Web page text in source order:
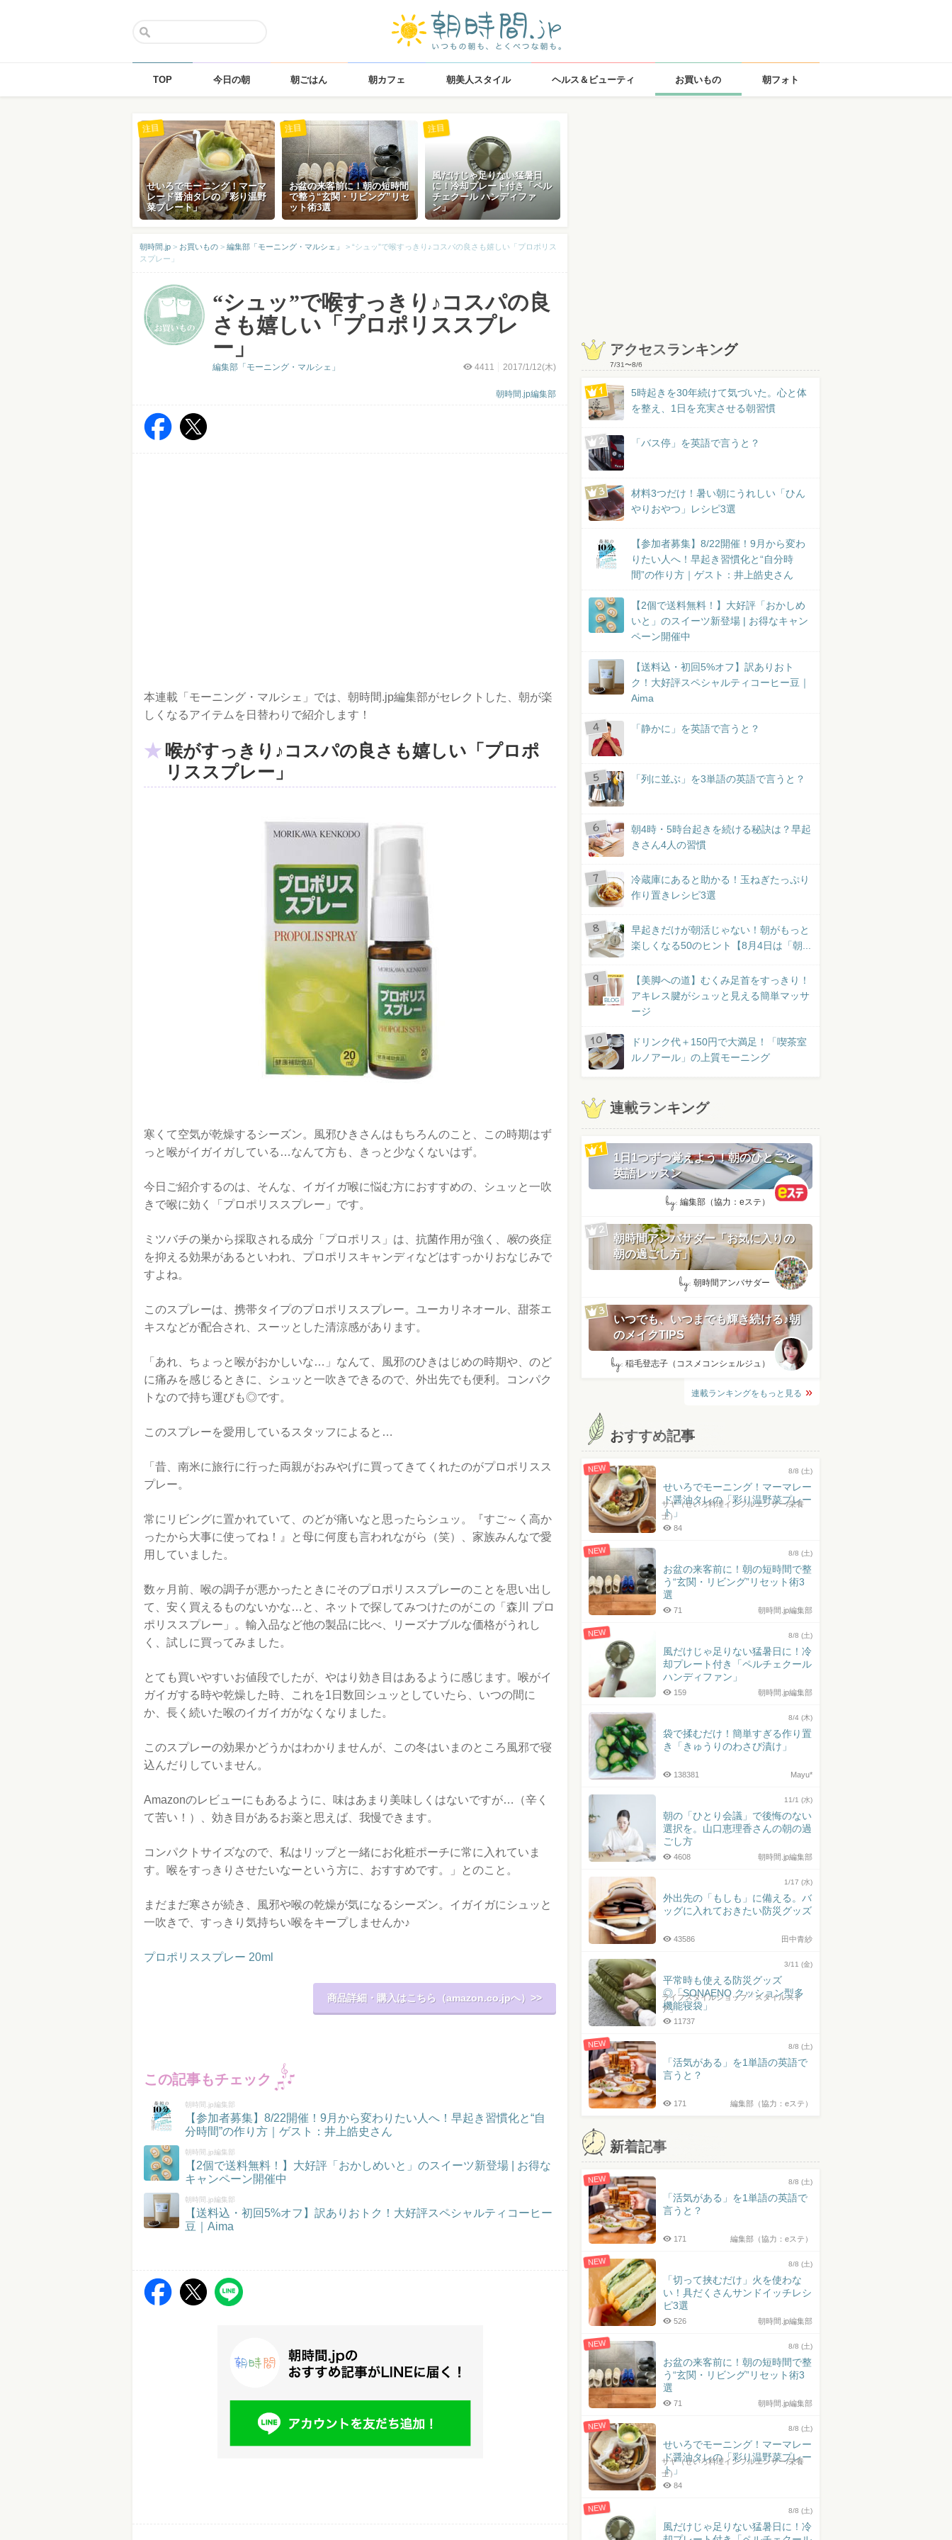
TOP 今日の朝 朝ごはん 朝カフェ 朝美人スタイル ヘルス＆ビューティ お買いもの 朝フォト
せいろでモーニング！マーマ
レード醤油タレの「彩り温野
菜プレート」
注目
お盆の来客前に！朝の短時間
で整う“玄関・リビング”リセ
ット術3選
注目
風だけじゃ足りない猛暑日
に！冷却プレート付き「ペル
チェクール ハンディファ
ン」
注目
朝時間.jp > お買いもの > 編集部「モーニング・マルシェ」 > “シュッ”で喉すっきり♪コスパの良さも嬉しい「プロポリス
スプレー」
“シュッ”で喉すっきり♪コスパの良
さも嬉しい「プロポリススプレ
ー」
4411 2017/1/12(木)
朝時間.jp編集部
編集部「モーニング・マルシェ」
本連載「モーニング・マルシェ」では、朝時間.jp編集部がセレクトした、朝が楽
しくなるアイテムを日替わりで紹介します！
喉がすっきり♪コスパの良さも嬉しい「プロポ
リススプレー」
寒くて空気が乾燥するシーズン。風邪ひきさんはもちろんのこと、この時期はず
っと喉がイガイガしている…なんて方も、きっと少なくないはず。
今日ご紹介するのは、そんな、イガイガ喉に悩む方におすすめの、シュッと一吹
きで喉に効く「プロポリススプレー」です。
ミツバチの巣から採取される成分「プロポリス」は、抗菌作用が強く、 喉の炎症
を抑える効果があるといわれ、プロポリスキャンディなどはすっかりおなじみで
すよね。
このスプレーは、携帯タイプのプロポリススプレー。ユーカリネオール、甜茶エ
キスなどが配合され、スーッとした清涼感があります。
「あれ、ちょっと喉がおかしいな…」なんて、風邪のひきはじめの時期や、のど
に痛みを感じるときに、シュッと一吹きできるので、外出先でも便利。コンパク
トなので持ち運びも◎です。
このスプレーを愛用しているスタッフによると…
「昔、南米に旅行に行った両親がおみやげに買ってきてくれたのがプロポリスス
プレー。
常にリビングに置かれていて、のどが痛いなと思ったらシュッ。『すご～く高か
ったから大事に使ってね！』と母に何度も言われながら（笑）、家族みんなで愛
用していました。
数ヶ月前、喉の調子が悪かったときにそのプロポリススプレーのことを思い出し
て、安く買えるものないかな…と、ネットで探してみつけたのがこの「森川 プロ
ポリススプレー」。輸入品など他の製品に比べ、リーズナブルな価格がうれし
く、試しに買ってみました。
とても買いやすいお値段でしたが、やはり効き目はあるように感じます。喉がイ
ガイガする時や乾燥した時、これを1日数回シュッとしていたら、いつの間に
か、長く続いた喉のイガイガがなくなりました。
このスプレーの効果かどうかはわかりませんが、この冬はいまのところ風邪で寝
込んだりしていません。
Amazonのレビューにもあるように、味はあまり美味しくはないですが…（辛く
て苦い！）、効き目があるお薬と思えば、我慢できます。
コンパクトサイズなので、私はリップと一緒にお化粧ポーチに常に入れていま
す。喉をすっきりさせたいなーという方に、おすすめです。」とのこと。
まだまだ寒さが続き、風邪や喉の乾燥が気になるシーズン。イガイガにシュッと
一吹きで、すっきり気持ちい喉をキープしませんか♪
プロポリススプレー 20ml
商品詳細・購入はこちら（amazon.co.jpへ）>>
この記事もチェック
朝時間.jp編集部
【参加者募集】8/22開催！9月から変わりたい人へ！早起き習慣化と“自
分時間”の作り方｜ゲスト：井上皓史さん
朝時間.jp編集部
【2個で送料無料！】大好評「おかしめいと」のスイーツ新登場 | お得な
キャンペーン開催中
朝時間.jp編集部
【送料込・初回5%オフ】訳ありおトク！大好評スペシャルティコーヒー
豆｜Aima
アクセスランキング
7/31〜8/6
5時起きを30年続けて気づいた。心と体
を整え、1日を充実させる朝習慣
「バス停」を英語で言うと？
材料3つだけ！暑い朝にうれしい「ひん
やりおやつ」レシピ3選
【参加者募集】8/22開催！9月から変わ
りたい人へ！早起き習慣化と“自分時
間”の作り方｜ゲスト：井上皓史さん
【2個で送料無料！】大好評「おかしめ
いと」のスイーツ新登場 | お得なキャン
ペーン開催中
【送料込・初回5%オフ】訳ありおト
ク！大好評スペシャルティコーヒー豆｜
Aima
「静かに」を英語で言うと？
「列に並ぶ」を3単語の英語で言うと？
朝4時・5時台起きを続ける秘訣は？早起
きさん4人の習慣
冷蔵庫にあると助かる！玉ねぎたっぷり
作り置きレシピ3選
早起きだけが朝活じゃない！朝がもっと
楽しくなる50のヒント【8月4日は「朝...
BLOG
【美脚への道】むくみ足首をすっきり！
アキレス腱がシュッと見える簡単マッサ
ージ
ドリンク代＋150円で大満足！「喫茶室
ルノアール」の上質モーニング
連載ランキング
1日1つずつ覚えよう！朝のひとこと
英語レッスン
by: 編集部（協力：eステ）
朝時間アンバサダー「お気に入りの
朝の過ごし方」
by: 朝時間アンバサダー
いつでも、いつまでも輝き続ける♪朝
のメイクTIPS
by: 稲毛登志子（コスメコンシェルジュ）
連載ランキングをもっと見る
おすすめ記事
NEW 8/8 (土)
せいろでモーニング！マーマレー
ド醤油タレの「彩り温野菜プレー
ト」
サヤ（せいろ料理インフルエンサー/栄養
士）
84
NEW 8/8 (土)
お盆の来客前に！朝の短時間で整
う“玄関・リビング”リセット術3
選
朝時間.jp編集部
71
NEW 8/8 (土)
風だけじゃ足りない猛暑日に！冷
却プレート付き「ペルチェクール
ハンディファン」
朝時間.jp編集部
159
8/4 (木)
袋で揉むだけ！簡単すぎる作り置
き「きゅうりのわさび漬け」
Mayu*
138381
11/1 (水)
朝の「ひとり会議」で後悔のない
選択を。山口恵理香さんの朝の過
ごし方
朝時間.jp編集部
4608
1/17 (水)
外出先の「もしも」に備える。バ
ッグに入れておきたい防災グッズ
田中青紗
43586
3/11 (金)
平常時も使える防災グッズ
◎「SONAENO クッション型多
機能寝袋」
ライフスタイルショップ「スタイルスト
ア」
11737
NEW 8/8 (土)
「活気がある」を1単語の英語で
言うと？
編集部（協力：eステ）
171
新着記事
NEW 8/8 (土)
「活気がある」を1単語の英語で
言うと？
編集部（協力：eステ）
171
NEW 8/8 (土)
「切って挟むだけ」火を使わな
い！具だくさんサンドイッチレシ
ピ3選
朝時間.jp編集部
526
NEW 8/8 (土)
お盆の来客前に！朝の短時間で整
う“玄関・リビング”リセット術3
選
朝時間.jp編集部
71
NEW 8/8 (土)
せいろでモーニング！マーマレー
ド醤油タレの「彩り温野菜プレー
ト」
サヤ（せいろ料理インフルエンサー/栄養
士）
84
NEW 8/8 (土)
風だけじゃ足りない猛暑日に！冷